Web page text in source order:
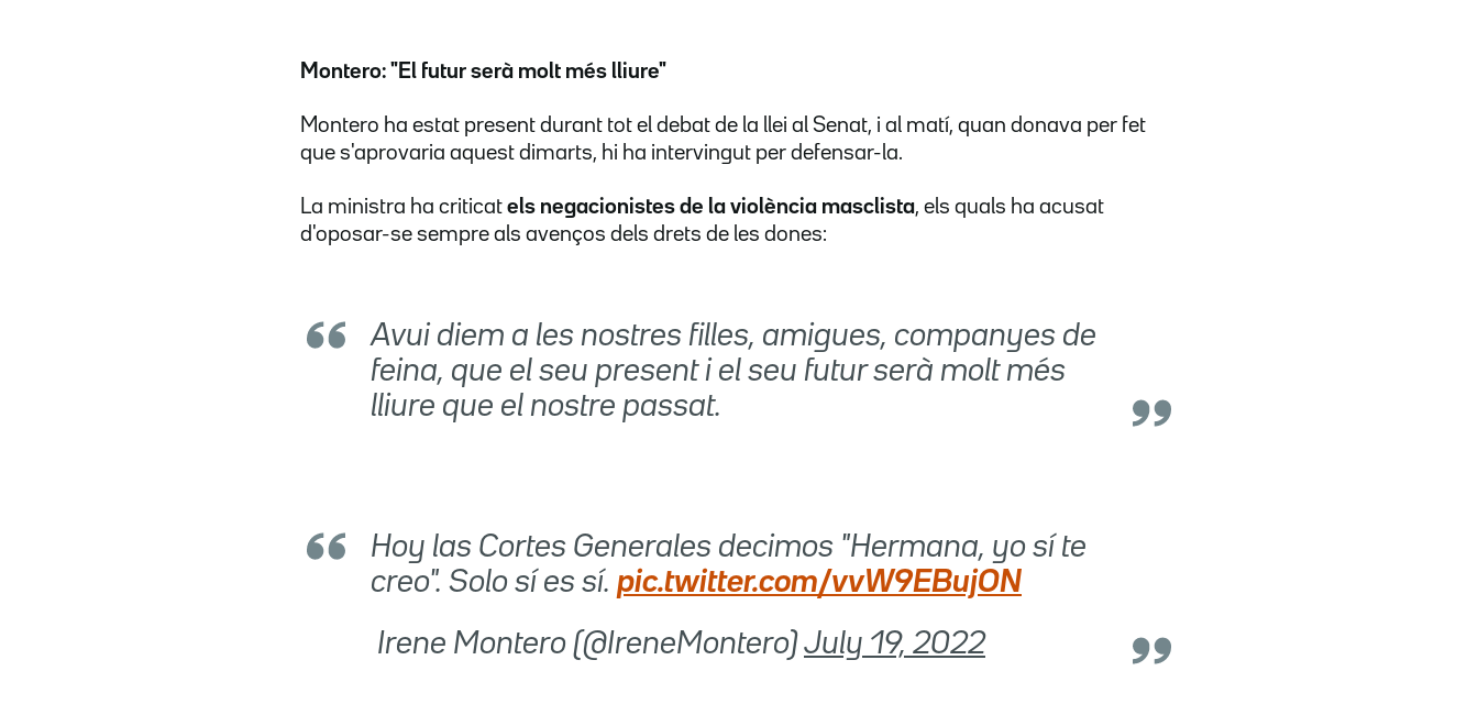
Montero: "El futur serà molt més lliure"
Montero ha estat present durant tot el debat de la llei al Senat, i al matí, quan donava per fet
que s'aprovaria aquest dimarts, hi ha intervingut per defensar-la.
La ministra ha criticat els negacionistes de la violència masclista, els quals ha acusat
d'oposar-se sempre als avenços dels drets de les dones:
Avui diem a les nostres filles, amigues, companyes de
feina, que el seu present i el seu futur serà molt més
lliure que el nostre passat.
Hoy las Cortes Generales decimos "Hermana, yo sí te
creo". Solo sí es sí. pic.twitter.com/vvW9EBujON
 Irene Montero (@IreneMontero)July 19, 2022